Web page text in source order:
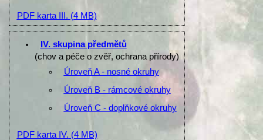
PDF karta III. (4 MB)
IV. skupina předmětů
(chov a péče o zvěř, ochrana přírody)
Úroveň A - nosné okruhy
Úroveň B - rámcové okruhy
Úroveň C - doplňkové okruhy
PDF karta IV. (4 MB)